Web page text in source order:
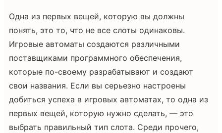
Одна из первых вещей, которую вы должны
понять, это то, что не все слоты одинаковы.
Игровые автоматы создаются различными
поставщиками программного обеспечения,
которые по-своему разрабатывают и создают
свои названия. Если вы серьезно настроены
добиться успеха в игровых автоматах, то одна из
первых вещей, которую нужно сделать, — это
выбрать правильный тип слота. Среди прочего,